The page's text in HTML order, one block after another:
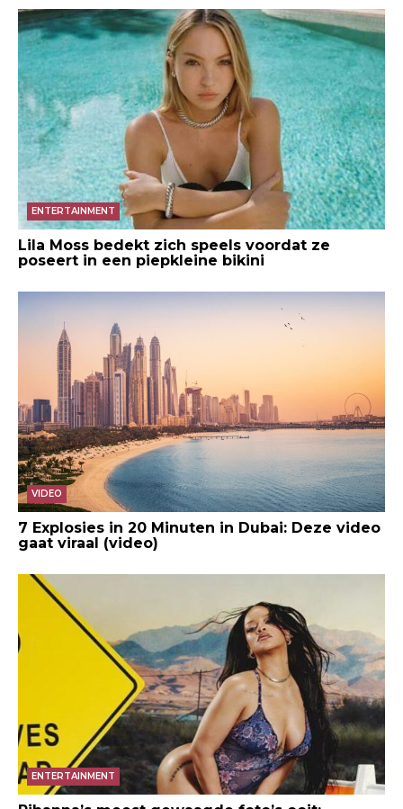
ENTERTAINMENT
Lila Moss bedekt zich speels voordat ze
poseert in een piepkleine bikini
VIDEO
7 Explosies in 20 Minuten in Dubai: Deze video
gaat viraal (video)
ENTERTAINMENT